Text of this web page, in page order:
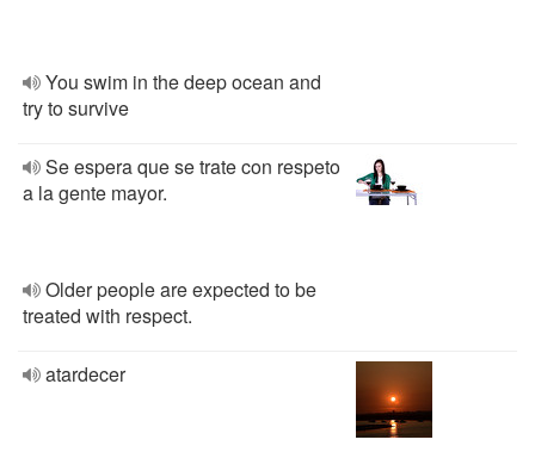
You swim in the deep ocean and
try to survive
Se espera que se trate con respeto
a la gente mayor.
Older people are expected to be
treated with respect.
atardecer